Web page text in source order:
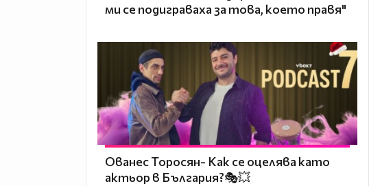
ми се подиграваха за това, което правя"
Ованес Торосян- Как се оцелява като
актьор в България?🎭💥